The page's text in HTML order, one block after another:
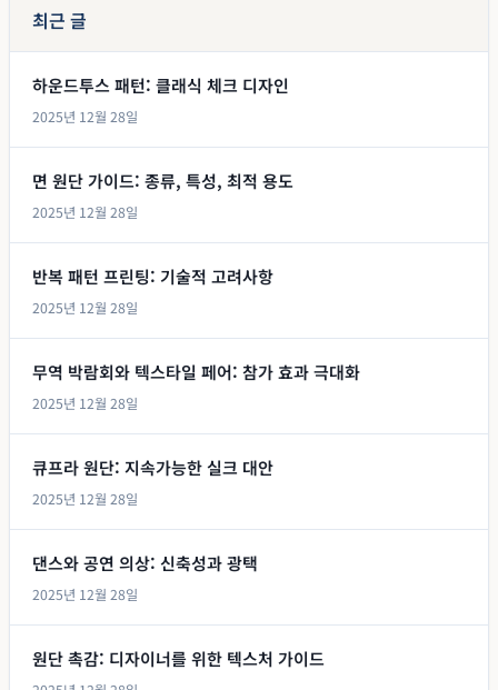
최근 글
하운드투스 패턴: 클래식 체크 디자인
2025년 12월 28일
면 원단 가이드: 종류, 특성, 최적 용도
2025년 12월 28일
반복 패턴 프린팅: 기술적 고려사항
2025년 12월 28일
무역 박람회와 텍스타일 페어: 참가 효과 극대화
2025년 12월 28일
큐프라 원단: 지속가능한 실크 대안
2025년 12월 28일
댄스와 공연 의상: 신축성과 광택
2025년 12월 28일
원단 촉감: 디자이너를 위한 텍스처 가이드